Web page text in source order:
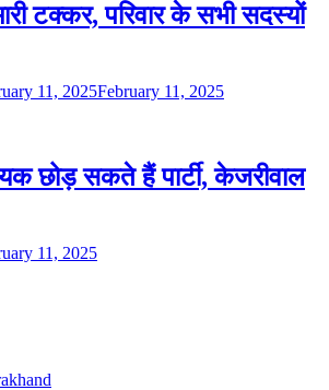
टक्कर, परिवार के सभी सदस्यों
11, 2025February 11, 2025
छोड़ सकते हैं पार्टी, केजरीवाल
11, 2025